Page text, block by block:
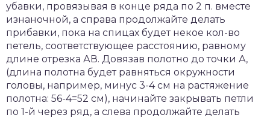
убавки, провязывая в конце ряда по 2 п. вместе
изнаночной, а справа продолжайте делать
прибавки, пока на спицах будет некое кол-во
петель, соответствующее расстоянию, равному
длине отрезка АВ. Довязав полотно до точки А,
(длина полотна будет равняться окружности
головы, например, минус 3-4 см на растяжение
полотна: 56-4=52 см), начинайте закрывать петли
по 1-й через ряд, а слева продолжайте делать